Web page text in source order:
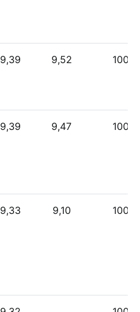
9,39 9,52 100%
9,39 9,47 100%
9,33 9,10 100%